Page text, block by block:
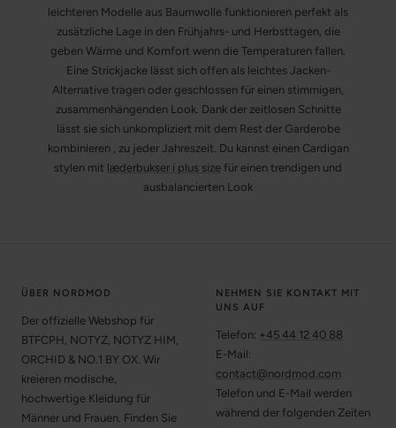
leichteren Modelle aus Baumwolle funktionieren perfekt als
zusätzliche Lage in den Frühjahrs- und Herbsttagen, die
geben Wärme und Komfort wenn die Temperaturen fallen.
Eine Strickjacke lässt sich offen als leichtes Jacken-
Alternative tragen oder geschlossen für einen stimmigen,
zusammenhängenden Look. Dank der zeitlosen Schnitte
lässt sie sich unkompliziert mit dem Rest der Garderobe
kombinieren , zu jeder Jahreszeit. Du kannst einen Cardigan
stylen mit læderbukser i plus size für einen trendigen und
ausbalancierten Look
ÜBER NORDMOD
Der offizielle Webshop für
BTFCPH, NOTYZ, NOTYZ HIM,
ORCHID & NO.1 BY OX. Wir
kreieren modische,
hochwertige Kleidung für
Männer und Frauen. Finden Sie
NEHMEN SIE KONTAKT MIT
UNS AUF
Telefon: +45 44 12 40 88
E-Mail:
contact@nordmod.com
Telefon und E-Mail werden
während der folgenden Zeiten